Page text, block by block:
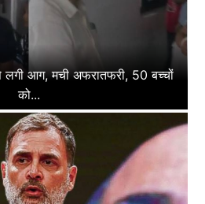
लगी आग, मची अफरातफरी, 50 बच्चों
को...